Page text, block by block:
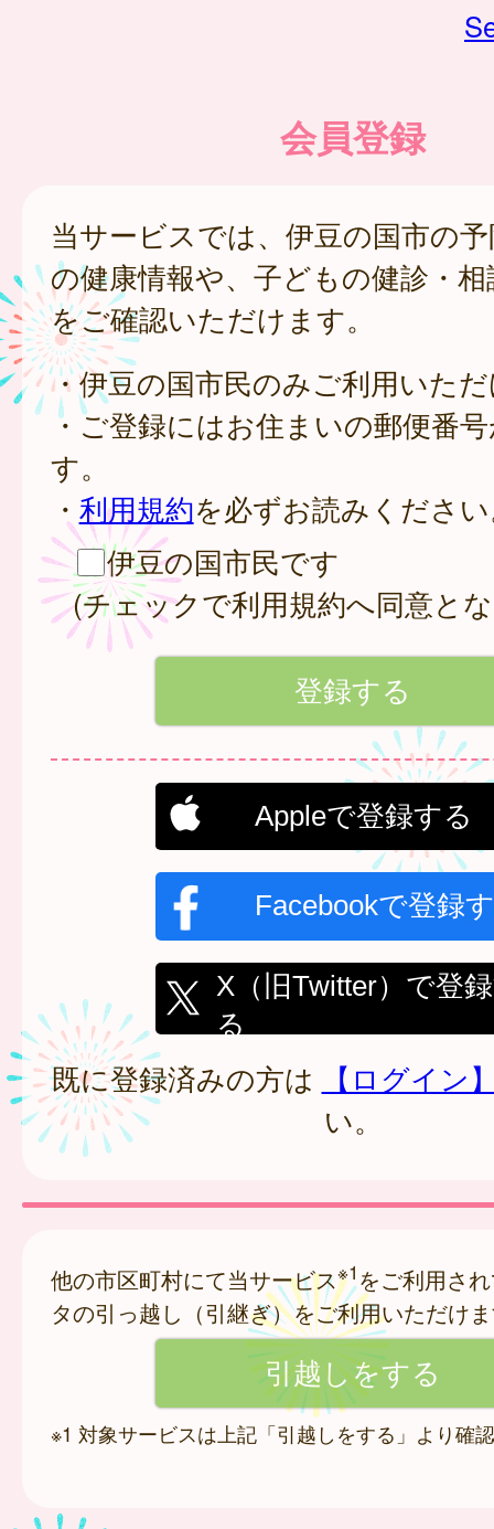
会員登録
当サービスでは、伊豆の国市の
の健康情報や、子どもの健診・
をご確認いただけます。
・伊豆の国市民のみご利用いた
・ご登録にはお住まいの郵便番
す。
・ 利用規約を必ずお読みくださ
伊豆の国市民です
(チェックで利用規約へ同意と
Appleで登録する
Facebookで登録
X（旧Twitter）で登
る
既に登録済みの方は
【ログイン
い。
他の市区町村にて当サービス※1 をご利用さ
タの引っ越し（引継ぎ）をご利用いただけ
※1 対象サービスは上記「引越しをする」より確